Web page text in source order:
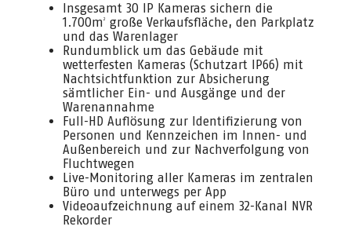
Insgesamt 30 IP Kameras sichern die
1.700m2
große Verkaufsfläche, den Parkplatz
und das Warenlager
Rundumblick um das Gebäude mit
wetterfesten Kameras (Schutzart IP66) mit
Nachtsichtfunktion zur Absicherung
sämtlicher Ein- und Ausgänge und der
Warenannahme
Full-HD Auflösung zur Identifizierung von
Personen und Kennzeichen im Innen- und
Außenbereich und zur Nachverfolgung von
Fluchtwegen
Live-Monitoring aller Kameras im zentralen
Büro und unterwegs per App
Videoaufzeichnung auf einem 32-Kanal NVR
Rekorder